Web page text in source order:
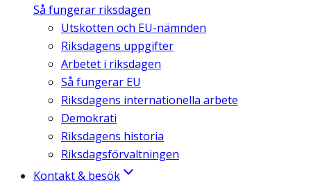
Så fungerar riksdagen
Utskotten och EU-nämnden
Riksdagens uppgifter
Arbetet i riksdagen
Så fungerar EU
Riksdagens internationella arbete
Demokrati
Riksdagens historia
Riksdagsförvaltningen
Kontakt & besök